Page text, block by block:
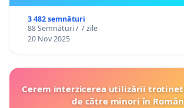
3 482 semnături
88 Semnături / 7 zile
20 Nov 2025
Cerem interzicerea utilizării
de către minori în